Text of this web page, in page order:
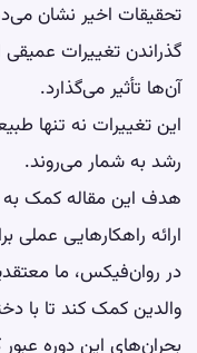
تحقیقات اخیر نشان
گذراندن تغییرات
آن‌ها تأثیر می‌گذارد.
این تغییرات نه تنها
رشد به شمار می‌روند.
هدف این مقاله کمک به
ارائه راهکارهایی عملی
در روان‌فیکس، ما
والدین کمک کند تا با
بحران‌های این دوره عبور